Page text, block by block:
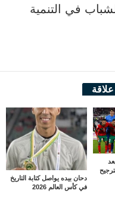
في التنمية
للدور 16 بعد
دحان بيده يواصل كتابة التاريخ
في كأس العالم 2026